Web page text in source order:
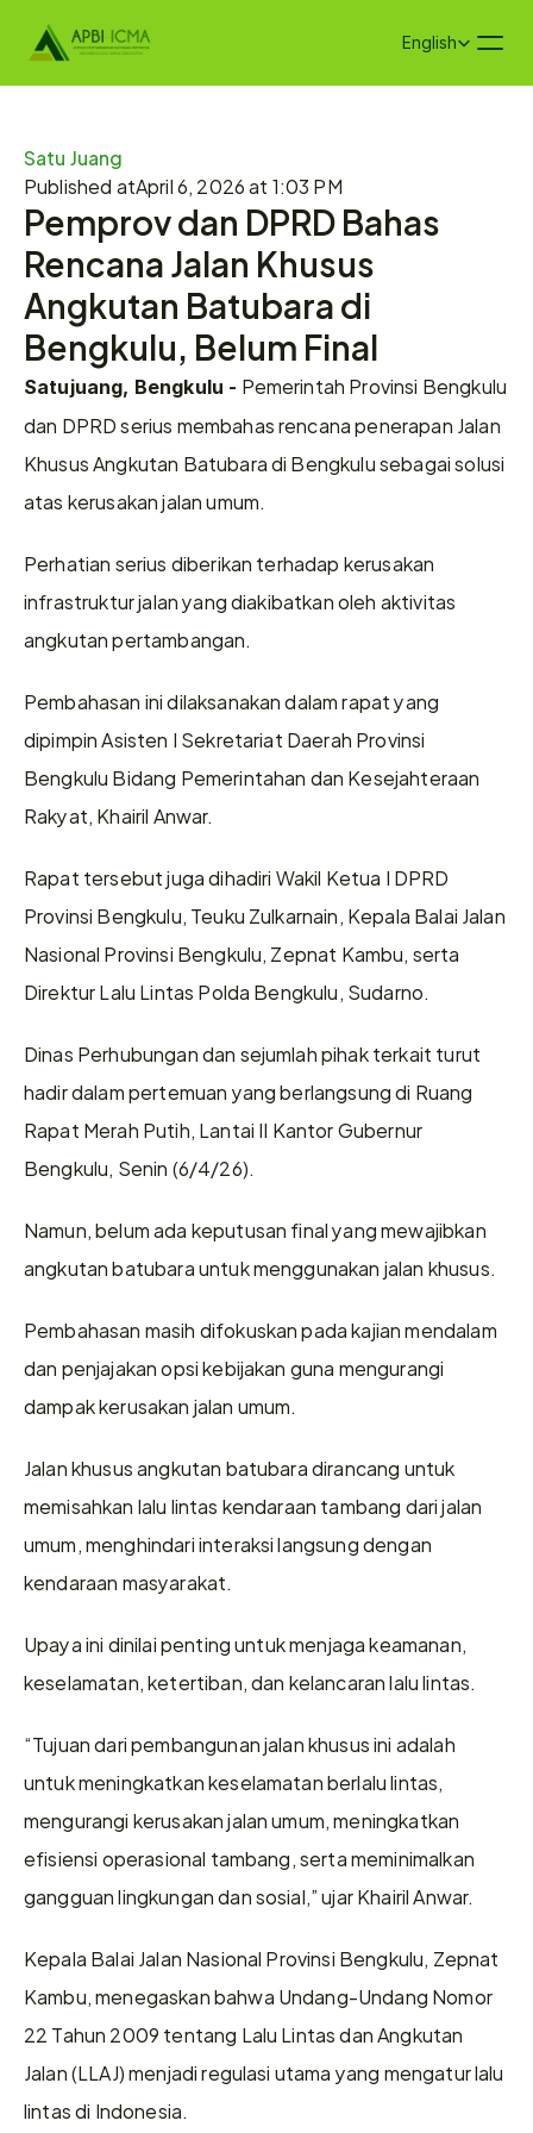
Select Language
English
Satu Juang
Published atApril 6, 2026 at 1:03 PM
Pemprov dan DPRD Bahas
Rencana Jalan Khusus
Angkutan Batubara di
Bengkulu, Belum Final
Satujuang, Bengkulu - Pemerintah Provinsi Bengkulu
dan DPRD serius membahas rencana penerapan Jalan
Khusus Angkutan Batubara di Bengkulu sebagai solusi
atas kerusakan jalan umum.
Perhatian serius diberikan terhadap kerusakan
infrastruktur jalan yang diakibatkan oleh aktivitas
angkutan pertambangan.
Pembahasan ini dilaksanakan dalam rapat yang
dipimpin Asisten I Sekretariat Daerah Provinsi
Bengkulu Bidang Pemerintahan dan Kesejahteraan
Rakyat, Khairil Anwar.
Rapat tersebut juga dihadiri Wakil Ketua I DPRD
Provinsi Bengkulu, Teuku Zulkarnain, Kepala Balai Jalan
Nasional Provinsi Bengkulu, Zepnat Kambu, serta
Direktur Lalu Lintas Polda Bengkulu, Sudarno.
Dinas Perhubungan dan sejumlah pihak terkait turut
hadir dalam pertemuan yang berlangsung di Ruang
Rapat Merah Putih, Lantai II Kantor Gubernur
Bengkulu, Senin (6/4/26).
Namun, belum ada keputusan final yang mewajibkan
angkutan batubara untuk menggunakan jalan khusus.
Pembahasan masih difokuskan pada kajian mendalam
dan penjajakan opsi kebijakan guna mengurangi
dampak kerusakan jalan umum.
Jalan khusus angkutan batubara dirancang untuk
memisahkan lalu lintas kendaraan tambang dari jalan
umum, menghindari interaksi langsung dengan
kendaraan masyarakat.
Upaya ini dinilai penting untuk menjaga keamanan,
keselamatan, ketertiban, dan kelancaran lalu lintas.
“Tujuan dari pembangunan jalan khusus ini adalah
untuk meningkatkan keselamatan berlalu lintas,
mengurangi kerusakan jalan umum, meningkatkan
efisiensi operasional tambang, serta meminimalkan
gangguan lingkungan dan sosial,” ujar Khairil Anwar.
Kepala Balai Jalan Nasional Provinsi Bengkulu, Zepnat
Kambu, menegaskan bahwa Undang-Undang Nomor
22 Tahun 2009 tentang Lalu Lintas dan Angkutan
Jalan (LLAJ) menjadi regulasi utama yang mengatur lalu
lintas di Indonesia.